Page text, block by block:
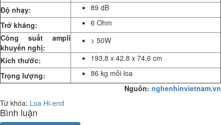
Độ nhạy:
89 dB
Trở kháng:
6 Ohm
Công suất ampli
khuyến nghị:
> 50W
Kích thước:
193,8 x 42,8 x 74,6 cm
Trọng lượng:
86 kg mỗi loa
Nguồn: nghenhinvietnam.vn
Từ khóa: Loa Hi-end
Bình luận